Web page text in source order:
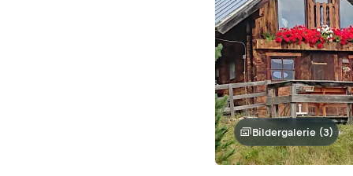
Bildergalerie (3)